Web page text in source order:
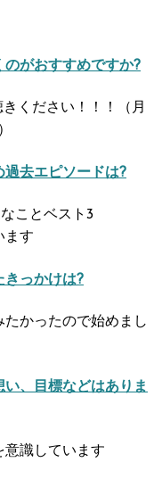
のがおすすめですか?
ください！！！（月
過去エピソードは?
ことベスト3
ます
きっかけは?
かったので始めまし
、目標などはありま
意識しています